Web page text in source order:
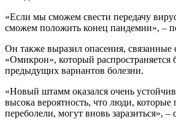
«Если мы сможем свести передачу
сможем положить конец пандемии», –
Он также выразил опасения,
«Омикрон», который распространяется
предыдущих вариантов болезни.
«Новый штамм оказался очень
высока вероятность, что люди,
переболели, могут вновь заразиться», –